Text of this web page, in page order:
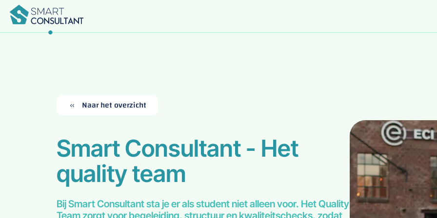
Voor Studenten
Contact
Terug
Onze Diensten
Terug
Terug
Terug
Terug
Naar het overzicht
Smart Consultant - Het
quality team
Bij Smart Consultant sta je er als student niet alleen voor. Het Quality